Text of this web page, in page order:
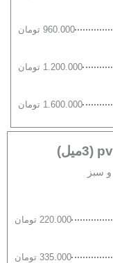
960.000 تومان
1.200.000 تومان
1.600.000 تومان
220.000 تومان
335.000 تومان